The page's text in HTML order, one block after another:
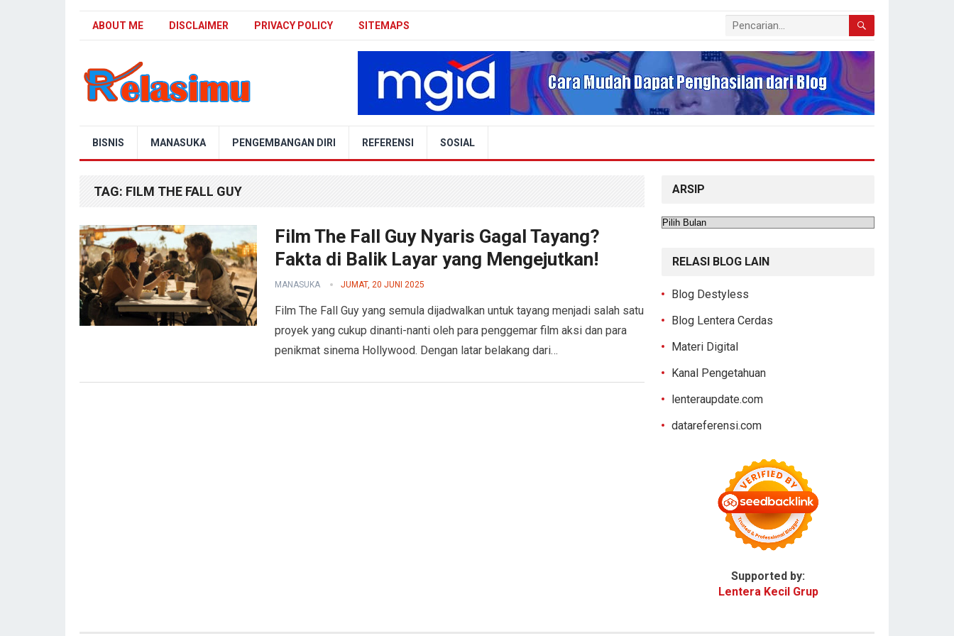
ABOUT ME DISCLAIMER PRIVACY POLICY SITEMAPS
BISNIS MANASUKA PENGEMBANGAN DIRI REFERENSI SOSIAL
TAG: FILM THE FALL GUY
Film The Fall Guy Nyaris Gagal Tayang?
Fakta di Balik Layar yang Mengejutkan!
MANASUKA JUMAT, 20 JUNI 2025
Film The Fall Guy yang semula dijadwalkan untuk tayang menjadi salah satu
proyek yang cukup dinanti-nanti oleh para penggemar film aksi dan para
penikmat sinema Hollywood. Dengan latar belakang dari…
ARSIP
Arsip
RELASI BLOG LAIN
Blog Destyless
Blog Lentera Cerdas
Materi Digital
Kanal Pengetahuan
lenteraupdate.com
datareferensi.com
Supported by:
Lentera Kecil Grup